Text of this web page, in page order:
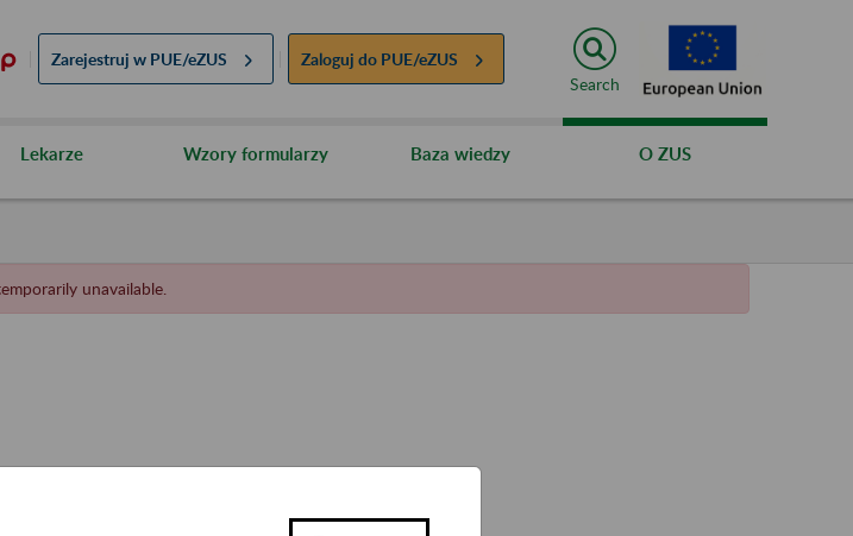
Zarejestruj w PUE/eZUS Zaloguj do PUE/eZUS
Search
Lekarze Wzory formularzy Baza wiedzy O ZUS
unavailable.